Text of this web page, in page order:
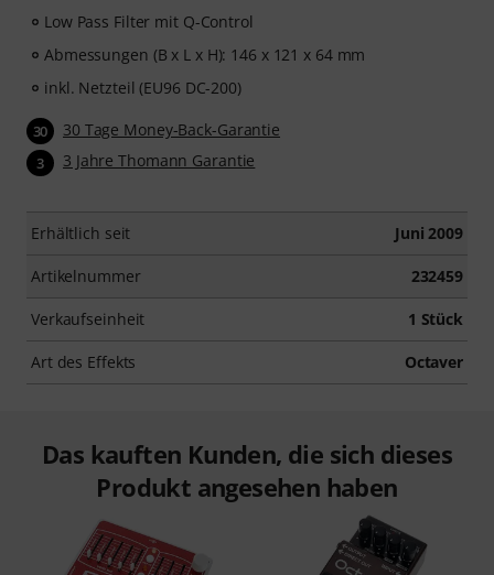
Low Pass Filter mit Q-Control
Abmessungen (B x L x H): 146 x 121 x 64 mm
inkl. Netzteil (EU96 DC-200)
30 30 Tage Money-Back-Garantie
3 3 Jahre Thomann Garantie
Erhältlich seit Juni 2009
Artikelnummer 232459
Verkaufseinheit 1 Stück
Art des Effekts Octaver
Das kauften Kunden, die sich dieses
Produkt angesehen haben